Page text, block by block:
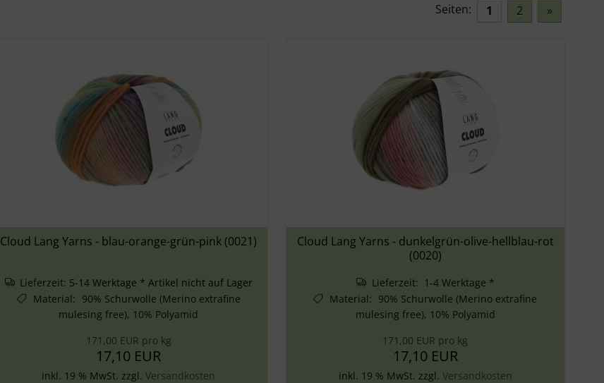
Seiten: 1 2 »
Cloud Lang Yarns - blau-orange-grün-pink (0021)
Lieferzeit: 5-14 Werktage * Artikel nicht auf Lager
Material: 90% Schurwolle (Merino extrafine
mulesing free), 10% Polyamid
171,00 EUR pro kg
17,10 EUR
inkl. 19 % MwSt. zzgl.Versandkosten
Cloud Lang Yarns - dunkelgrün-olive-hellblau-rot
(0020)
Lieferzeit: 1-4 Werktage *
Material: 90% Schurwolle (Merino extrafine
mulesing free), 10% Polyamid
171,00 EUR pro kg
17,10 EUR
inkl. 19 % MwSt. zzgl. Versandkosten